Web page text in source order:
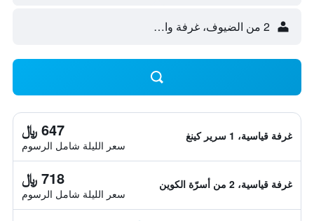
2 من الضيوف، غرفة واحدة
غرفة قياسية، 1 سرير كينغ 647 ﷼
سعر الليلة شامل الرسوم
غرفة قياسية، 2 من أسرّة الكوين 718 ﷼
سعر الليلة شامل الرسوم